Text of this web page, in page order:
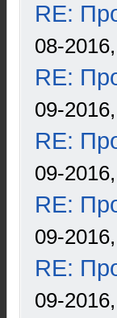
RE:
08-
RE:
09-
RE:
09-
RE:
09-
RE:
09-